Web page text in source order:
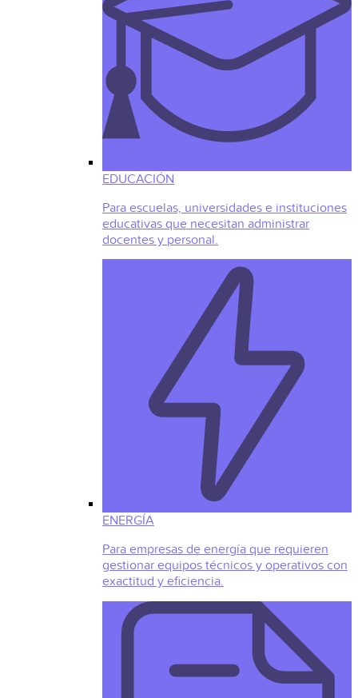
EDUCACIÓN
Para escuelas, universidades e instituciones
educativas que necesitan administrar
docentes y personal.
ENERGÍA
Para empresas de energía que requieren
gestionar equipos técnicos y operativos con
exactitud y eficiencia.